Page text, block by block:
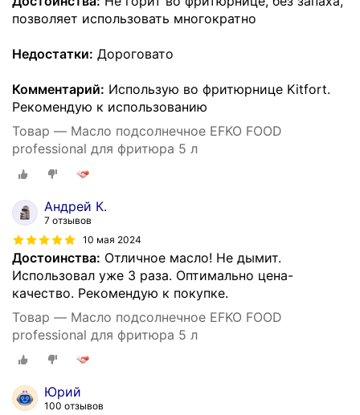
позволяет использовать многократно
Недостатки: Дороговато
Комментарий: Использую во фритюрнице Kitfort.
Рекомендую к использованию
Товар — Масло подсолнечное EFKO FOOD
professional для фритюра 5 л
Андрей К.
7 отзывов
10 мая 2024
Достоинства: Отличное масло! Не дымит.
Использовал уже 3 раза. Оптимально цена-
качество. Рекомендую к покупке.
Товар — Масло подсолнечное EFKO FOOD
professional для фритюра 5 л
Юрий
100 отзывов